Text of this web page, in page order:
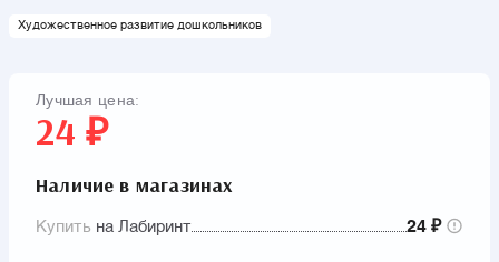
Художественное развитие дошкольников
Лучшая цена:
24 ₽
Наличие в магазинах
Купить на Лабиринт 24 ₽